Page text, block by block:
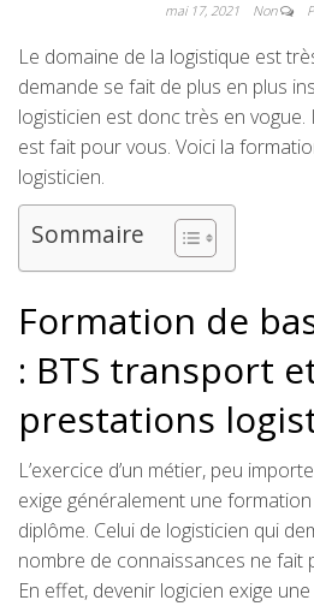
mai 17, 2021 Non
Le domaine de la logistique est
demande se fait de plus en plus
logisticien est donc très en vogue.
est fait pour vous. Voici la
logisticien.
Sommaire
Formation de
: BTS transport
prestations
L’exercice d’un métier, peu
exige généralement une
diplôme. Celui de logisticien qui
nombre de connaissances ne fait
En effet, devenir logicien exige